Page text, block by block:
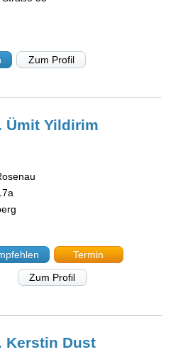
Zum Profil
ÜmitYildirim
Termin
Zum Profil
Kerstin Dust